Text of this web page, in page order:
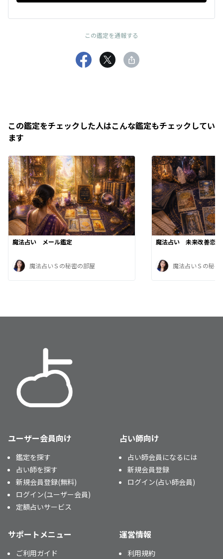
この鑑定を通報する
この鑑定をチェックした人はこんな鑑定もチェックしてい
ます
魔法占い メール鑑定
魔法占いＳの秘密の部屋
魔法占い 未来改善恋愛
魔法占いＳの秘密
ユーザー会員向け
鑑定を探す
占い師を探す
新規会員登録(無料)
ログイン(ユーザー会員)
定額占いサービス
占い師向け
占い師会員になるには
新規会員登録
ログイン(占い師会員)
サポートメニュー
ご利用ガイド
運営情報
利用規約